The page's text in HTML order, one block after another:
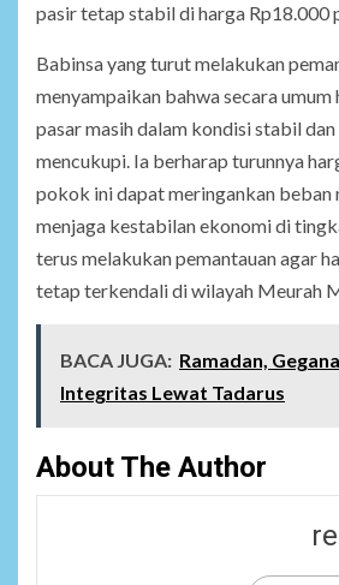
pasir tetap stabil di harga Rp18.000
Babinsa yang turut melakukan
menyampaikan bahwa secara
pasar masih dalam kondisi stabil
mencukupi. Ia berharap turunnya
pokok ini dapat meringankan beban
menjaga kestabilan ekonomi di
terus melakukan pemantauan agar
tetap terkendali di wilayah Meurah
BACA JUGA: Ramadan,
Integritas Lewat Tadarus
About The Author